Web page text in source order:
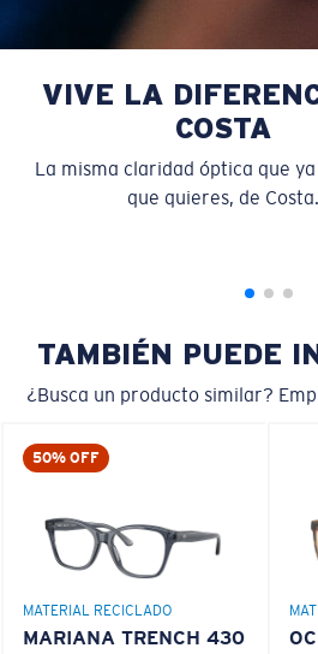
S M
Es posible que necesite una
¿Se ajusta en el centro?
VIVE LA
COSTA
La misma claridad óptica que
que quieres, de Costa.
TAMBIÉN PUEDE
¿Busca un producto similar?
50% OFF
MATERIAL RECICLADO
MARIANA TRENCH 430